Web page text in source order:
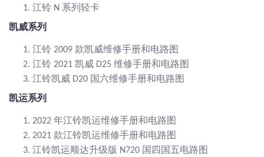
1. 江铃 N 系列轻卡
凯威系列
1. 江铃 2009 款凯威维修手册和电路图
2. 江铃 2021 凯威 D25 维修手册和电路图
3. 江铃凯威 D20 国六维修手册和电路图
凯运系列
1. 2022 年江铃凯运维修手册和电路图
2. 2021 款江铃凯运维修手册和电路图
3. 江铃凯运顺达升级版 N720 国四国五电路图